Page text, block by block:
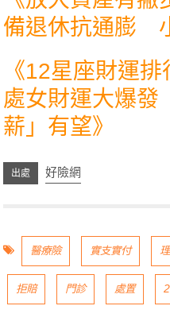
備退休抗通膨
《12星座財運排
處女財運大爆
薪」有望》
好險網
醫療險 實支實付
拒賠 門診 處置